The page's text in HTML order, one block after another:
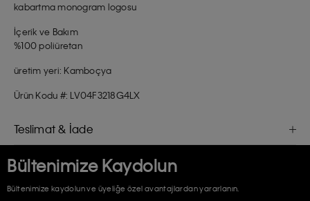
kabartma monogram logosu
İçerik ve Bakım
%100 poliüretan
üretim yeri: Kamboçya
Ürün Kodu #: LV04F3218G4LX
Teslimat & İade
Bültenimize Kaydolun
Bültenimize kaydolun ve üyeliğe özel avantajlardan yararlanın.